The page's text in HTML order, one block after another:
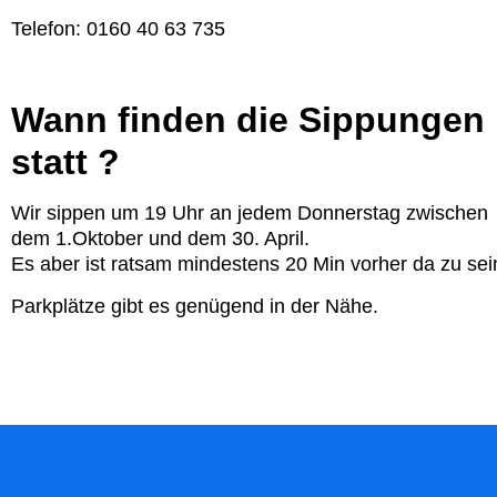
Telefon: 0160 40 63 735
Wann finden die Sippungen
statt ?
Wir sippen um 19 Uhr an jedem Donnerstag zwischen
dem 1.Oktober und dem 30. April.
Es aber ist ratsam mindestens 20 Min vorher da zu
Parkplätze gibt es genügend in der Nähe.